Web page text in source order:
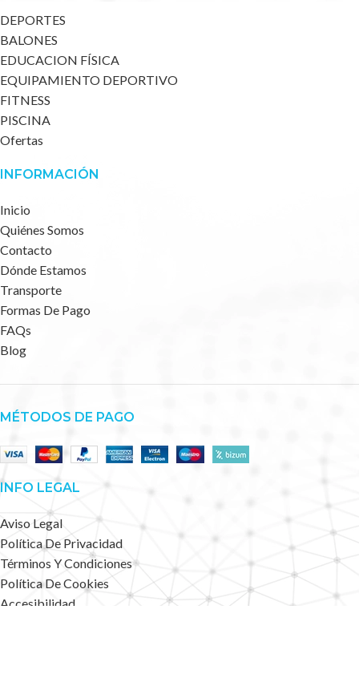
DEPORTES
BALONES
EDUCACION FÍSICA
EQUIPAMIENTO DEPORTIVO
FITNESS
PISCINA
Ofertas
INFORMACIÓN
Inicio
Quiénes Somos
Contacto
Dónde Estamos
Transporte
Formas De Pago
FAQs
Blog
MÉTODOS DE PAGO
INFO LEGAL
Aviso Legal
Política De Privacidad
Términos Y Condiciones
Política De Cookies
Accesibilidad